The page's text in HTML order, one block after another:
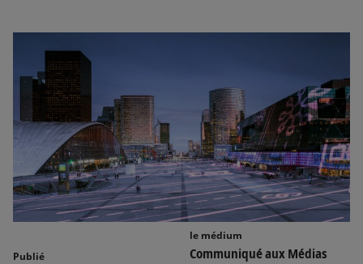
Publié
le médium
Communiqué aux Médias